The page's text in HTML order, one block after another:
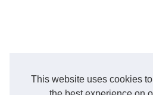
This website uses cookies